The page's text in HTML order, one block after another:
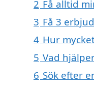
2 Få alltid
3 Få 3
4 Hur
5 Vad
6 Sök efter